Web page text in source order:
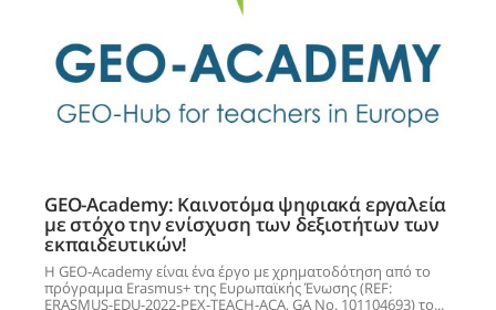
GEO-Academy: Καινοτόμα ψηφιακά εργαλεία
με στόχο την ενίσχυση των δεξιοτήτων των
εκπαιδευτικών!
Η GEO-Academy είναι ένα έργο με χρηματοδότηση από το
πρόγραμμα Erasmus+ της Ευρωπαϊκής Ένωσης (REF:
ERASMUS-EDU-2022-PEX-TEACH-ACA, GA No. 101104693) το...